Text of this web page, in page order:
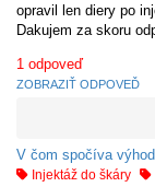
opravil len diery po
Dakujem za skoru
1 odpoveď
ZOBRAZIŤ ODPOVEĎ
V čom spočíva
Injektáž do škáry